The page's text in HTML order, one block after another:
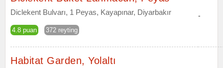
Diclekent Bulvarı, 1 Peyas, Kayapınar, Diyarbakır
4.8 puan 372 reyting
-
Habitat Garden, Yolaltı